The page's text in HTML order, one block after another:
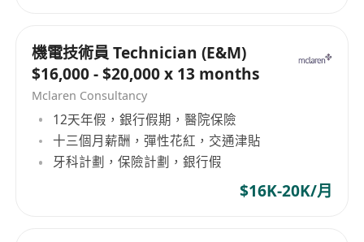
機電技術員 Technician (E&M)
$16,000 - $20,000 x 13 months
Mclaren Consultancy
12天年假，銀行假期，醫院保險
十三個月薪酬，彈性花紅，交通津貼
牙科計劃，保險計劃，銀行假
$16K-20K/月